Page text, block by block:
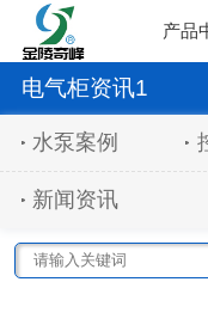
产品
电气柜资讯1
水泵案例
新闻资讯